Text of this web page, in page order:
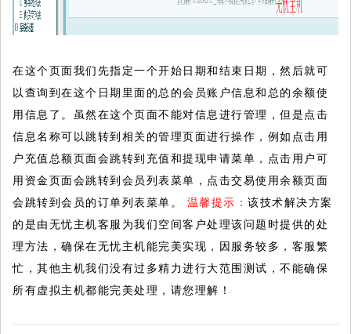
在这个页面我们先指定一个开始日期和结束日期，然后就可
以查询到在这个日期里面的总的会员账户信息和总的余额使
用信息了。虽然在这个页面不能对信息进行管理，但是点击
信息名称可以跳转到相关的管理页面进行操作，例如点击用
户充值总额页面会跳转到充值和提现申请菜单，点击用户可
用资金页面会跳转到会员列表菜单，点击交易使用余额页面
会跳转到会员的订单列表菜单。 温馨提示： 该技术解决方案
的是由无忧主机客服为我们空间客户处理该问题时提供的处
理方法，确保在无忧主机能完美实现，因服务较多，客服繁
忙，其他主机我们没有过多精力进行大范围测试，不能确保
所有虚拟主机都能完美处理，请您理解！